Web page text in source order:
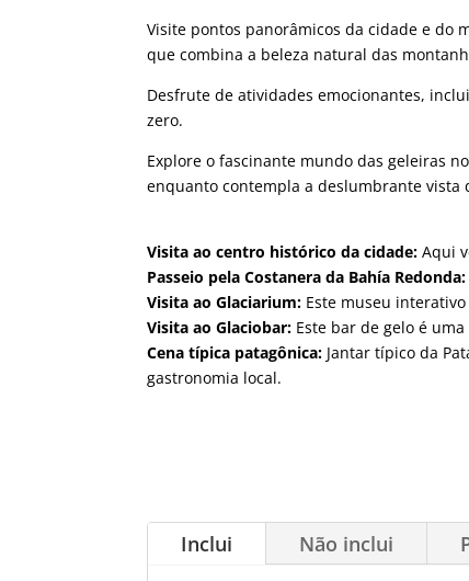
Visite pontos panorâmicos da cidade e do
que combina a beleza natural das
Desfrute de atividades emocionantes,
zero.
Explore o fascinante mundo das geleiras
enquanto contempla a deslumbrante vista
Visita ao centro histórico da cidade: Aqui
Passeio pela Costanera da Bahía Redonda:
Visita ao Glaciarium: Este museu
Visita ao Glaciobar: Este bar de gelo é
Cena típica patagônica: Jantar típico da
gastronomia local.
Inclui Não inclui